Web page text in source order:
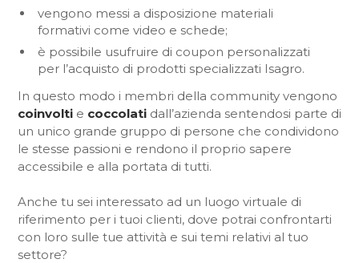
vengono messi a disposizione materiali
formativi come video e schede;
è possibile usufruire di coupon personalizzati
per l’acquisto di prodotti specializzati Isagro.
In questo modo i membri della community vengono
coinvoltie coccolatidall’azienda sentendosi parte di
un unico grande gruppo di persone che condividono
le stesse passioni e rendono il proprio sapere
accessibile e alla portata di tutti.
Anche tu sei interessato ad un luogo virtuale di
riferimento per i tuoi clienti, dove potrai confrontarti
con loro sulle tue attività e sui temi relativi al tuo
settore?